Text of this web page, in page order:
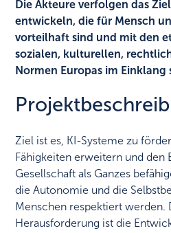
Die Akteure verfolgen das
entwickeln, die für Mensch
vorteilhaft sind und mit den
sozialen, kulturellen,
Normen Europas im Einklang
Ziel ist es, KI-Systeme zu
Fähigkeiten erweitern und den
Gesellschaft als Ganzes
die Autonomie und die
Menschen respektiert werden.
Herausforderung ist die